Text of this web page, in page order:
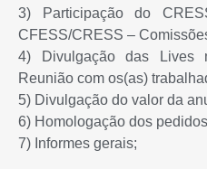
3) Participação do
CFESS/CRESS –
4) Divulgação das Lives
Reunião com os(as)
5) Divulgação do valor da
6) Homologação dos
7) Informes gerais;